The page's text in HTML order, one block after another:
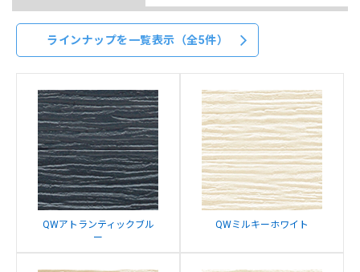
ラインナップを一覧表示（全5件）
QWアトランティックブル
ー
QWミルキーホワイト